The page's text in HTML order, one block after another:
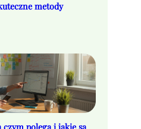
metody
czym polega i jakie są